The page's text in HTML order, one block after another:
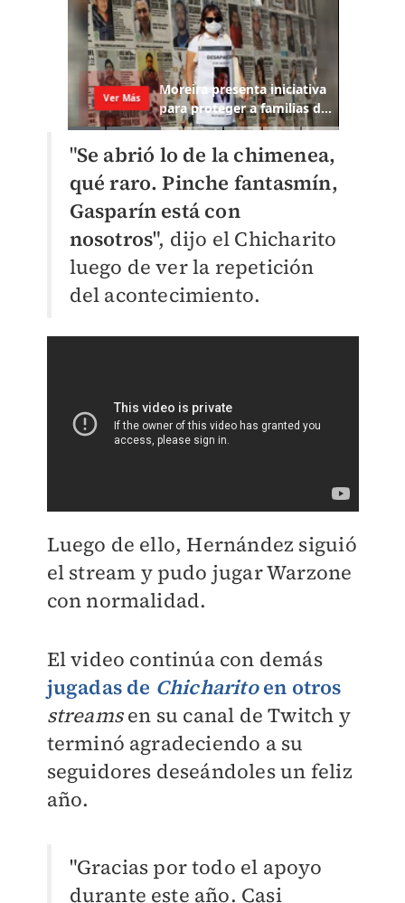
"Se abrió lo de la chimenea,
qué raro. Pinche fantasmín,
Gasparín está con
nosotros", dijo el Chicharito
luego de ver la repetición
del acontecimiento.
Luego de ello, Hernández siguió
el stream y pudo jugar Warzone
con normalidad.
El video continúa con demás
jugadas de Chicharitoen otros
streamsen su canal de Twitch y
terminó agradeciendo a su
seguidores deseándoles un feliz
año.
"Gracias por todo el apoyo
durante este año. Casi